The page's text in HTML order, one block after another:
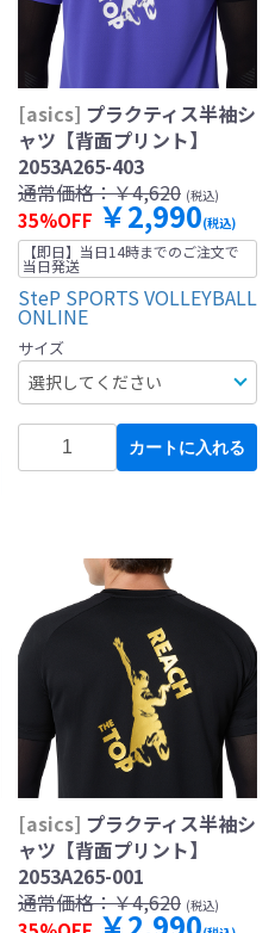
[asics] プラクティス半袖シ
ャツ【背面プリント】
2053A265-403
通常価格：￥4,620 (税込)
35%OFF ￥2,990(税込)
【即日】当日14時までのご注文で
当日発送
SteP SPORTS VOLLEYBALL
ONLINE
サイズ
カートに入れる
[asics] プラクティス半袖シ
ャツ【背面プリント】
2053A265-001
通常価格：￥4,620 (税込)